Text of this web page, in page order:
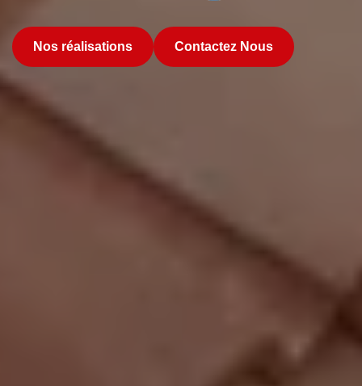
Nos réalisations Contactez Nous